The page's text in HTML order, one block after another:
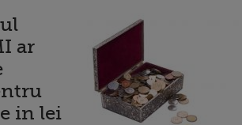
ar
in lei